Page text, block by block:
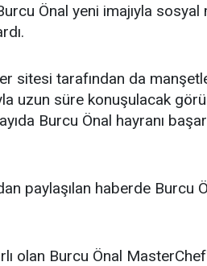
Önal yeni imajıyla
sitesi tarafından da
uzun süre konuşulacak
Burcu Önal hayranı
paylaşılan haberde Burcu
olan Burcu Önal